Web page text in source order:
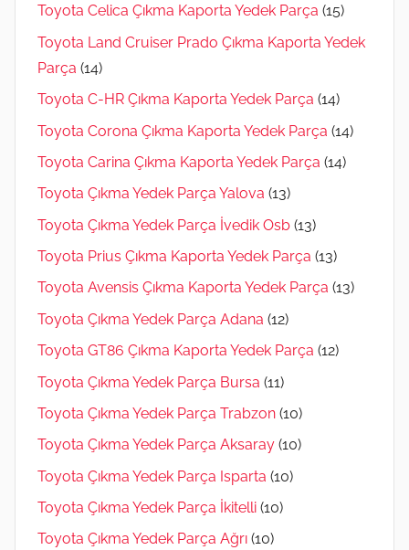
Toyota Celica Çıkma Kaporta Yedek Parça (15)
Toyota Land Cruiser Prado Çıkma Kaporta Yedek
Parça (14)
Toyota C-HR Çıkma Kaporta Yedek Parça (14)
Toyota Corona Çıkma Kaporta Yedek Parça (14)
Toyota Carina Çıkma Kaporta Yedek Parça (14)
Toyota Çıkma Yedek Parça Yalova (13)
Toyota Çıkma Yedek Parça İvedik Osb (13)
Toyota Prius Çıkma Kaporta Yedek Parça (13)
Toyota Avensis Çıkma Kaporta Yedek Parça (13)
Toyota Çıkma Yedek Parça Adana (12)
Toyota GT86 Çıkma Kaporta Yedek Parça (12)
Toyota Çıkma Yedek Parça Bursa (11)
Toyota Çıkma Yedek Parça Trabzon (10)
Toyota Çıkma Yedek Parça Aksaray (10)
Toyota Çıkma Yedek Parça Isparta (10)
Toyota Çıkma Yedek Parça İkitelli (10)
Toyota Çıkma Yedek Parça Ağrı (10)